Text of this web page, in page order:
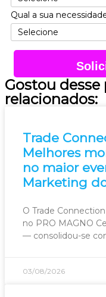
Qual a sua
Gostou
relacionados:
Trade
Melhores
no maior
Marketing
O Trade
no PRO MAGNO
— consolidou-se
03/08/2026